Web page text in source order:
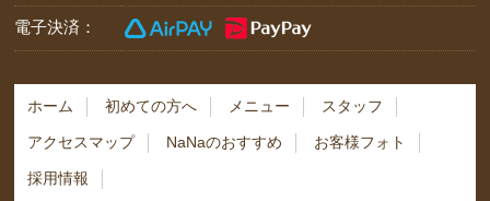
電子決済：
ホーム 初めての方へ メニュー スタッフ
アクセスマップ NaNaのおすすめ お客様フォト
採用情報